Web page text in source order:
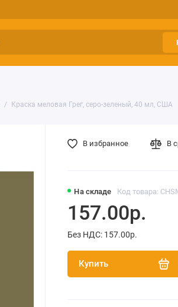
Краска меловая Грег, серо-зеленый, 40 мл, США
На складе Код товара:
157.00р.
Без НДС: 157.00р.
Купить
В избранное В